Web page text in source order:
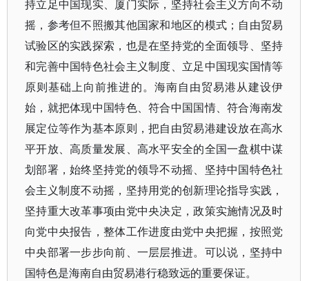
持立足中国现实、厦门实际，坚持社会主义方向不动
摇，参考但不照搬其他国家和地区的模式；自由贸易
试验区的实践探索，也是在坚持党的全面领导、坚持
和完善中国特色社会主义制度、立足中国现实国情等
原则基础上向前推进的。海南自由贸易港从建设伊
始，就把体现中国特色、符合中国国情、符合海南发
展定位等作为基本原则，把自由贸易港建设放在高水
平开放、高质量发展、高水平安全的全国一盘棋中谋
划部署，始终坚持党的领导不动摇、坚持中国特色社
会主义制度不动摇，坚持用党的创新理论指导实践，
坚持重大改革事项由党中央决定，政策实施情况及时
向党中央报告，整体工作进度由党中央把握，按照党
中央部署一步步向前、一层层推进。可以说，坚持中
国特色是海南自由贸易港行稳致远的重要保证。